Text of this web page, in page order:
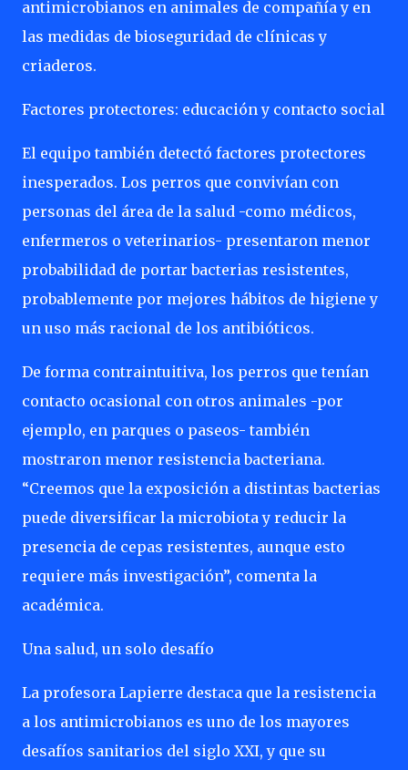
antimicrobianos en animales de compañía y en
las medidas de bioseguridad de clínicas y
criaderos.
Factores protectores: educación y contacto social
El equipo también detectó factores protectores
inesperados. Los perros que convivían con
personas del área de la salud -como médicos,
enfermeros o veterinarios- presentaron menor
probabilidad de portar bacterias resistentes,
probablemente por mejores hábitos de higiene y
un uso más racional de los antibióticos.
De forma contraintuitiva, los perros que tenían
contacto ocasional con otros animales -por
ejemplo, en parques o paseos- también
mostraron menor resistencia bacteriana.
“Creemos que la exposición a distintas bacterias
puede diversificar la microbiota y reducir la
presencia de cepas resistentes, aunque esto
requiere más investigación”, comenta la
académica.
Una salud, un solo desafío
La profesora Lapierre destaca que la resistencia
a los antimicrobianos es uno de los mayores
desafíos sanitarios del siglo XXI, y que su